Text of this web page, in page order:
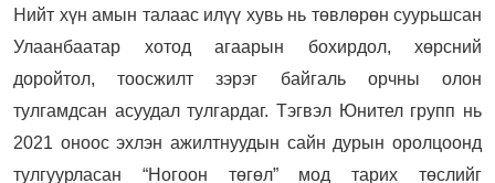
Нийт хүн амын талаас илүү хувь нь төвлөрөн суурьшсан
Улаанбаатар хотод агаарын бохирдол, хөрсний
доройтол, тоосжилт зэрэг байгаль орчны олон
тулгамдсан асуудал тулгардаг. Тэгвэл Юнител групп нь
2021 оноос эхлэн ажилтнуудын сайн дурын оролцоонд
тулгуурласан “Ногоон төгөл” мод тарих төслийг